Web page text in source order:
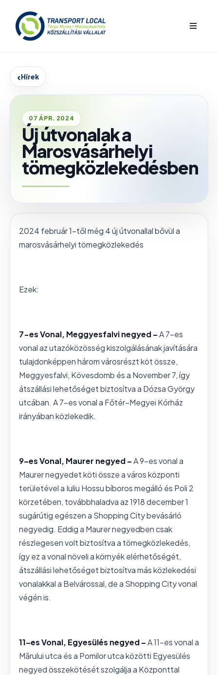
bars
‹Hírek
07 ÁPR. 2024
Új útvonalak a
Marosvásárhelyi
tömegközlekedésben
2024 február 1-től még 4 új útvonallal bővül a
marosvásárhelyi tömegközlekedés
Ezek:
7-es Vonal, Meggyesfalvi negyed –A 7-es
vonalaz utazóközösség kiszolgálásának javítására
tulajdonképpen három városrészt köt össze,
Meggyesfalvi, Kövesdomb és a November 7, így
átszállási lehetőséget biztosítva a Dózsa György
utcában. A 7-es vonal a Főtér–Megyei Kórház
irányában közlekedik.
9–es Vonal, Maurer negyed –A 9-es vonal a
Maurer negyedet köti össze a város központi
területével a Iuliu Hossu bíboros megálló és Poli 2
körzetében, továbbhaladva az 1918 december 1
sugárútig egészen a Shopping City bevásárló
negyedig. Eddig a Maurer negyedben csak
részlegesen volt biztosítva a tömegközlekedés,
így ez a vonal növeli a környék elérhetőségét,
átszállási lehetőséget biztosítva más közlekedési
vonalakkal a Belvárossal, de a Shopping City vonal
végén is.
11–es Vonal, Egyesülés negyed –A 11-es vonal a
Mărului utca és a Pomilor utca közötti Egyesülés
negyed összekötését szolgálja a Központtal